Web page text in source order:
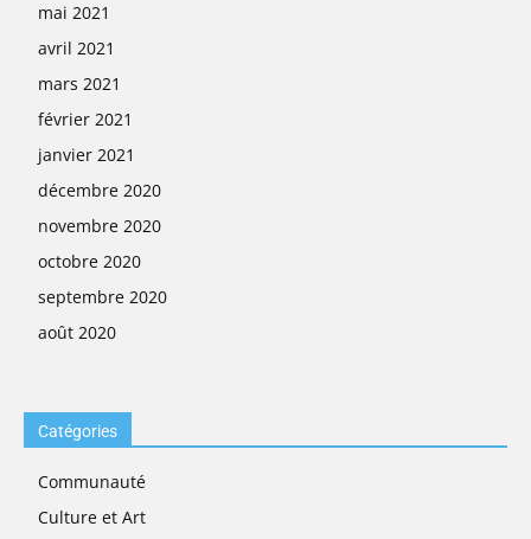
mai 2021
avril 2021
mars 2021
février 2021
janvier 2021
décembre 2020
novembre 2020
octobre 2020
septembre 2020
août 2020
Catégories
Communauté
Culture et Art